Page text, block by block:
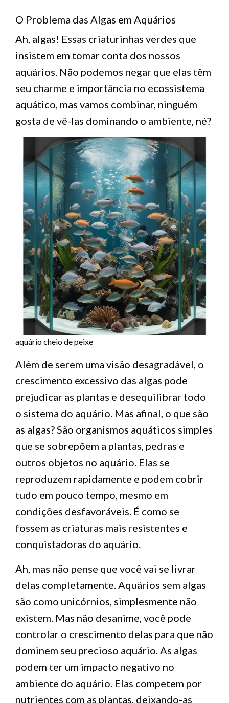
O Problema das Algas em Aquários
Ah, algas! Essas criaturinhas verdes que
insistem em tomar conta dos nossos
aquários. Não podemos negar que elas têm
seu charme e importância no ecossistema
aquático, mas vamos combinar, ninguém
gosta de vê-las dominando o ambiente, né?
aquário cheio de peixe
Além de serem uma visão desagradável, o
crescimento excessivo das algas pode
prejudicar as plantas e desequilibrar todo
o sistema do aquário. Mas afinal, o que são
as algas? São organismos aquáticos simples
que se sobrepõem a plantas, pedras e
outros objetos no aquário. Elas se
reproduzem rapidamente e podem cobrir
tudo em pouco tempo, mesmo em
condições desfavoráveis. É como se
fossem as criaturas mais resistentes e
conquistadoras do aquário.
Ah, mas não pense que você vai se livrar
delas completamente. Aquários sem algas
são como unicórnios, simplesmente não
existem. Mas não desanime, você pode
controlar o crescimento delas para que não
dominem seu precioso aquário. As algas
podem ter um impacto negativo no
ambiente do aquário. Elas competem por
nutrientes com as plantas, deixando-as